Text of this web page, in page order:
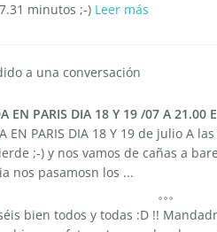
minutos ;-) Leer más
a una conversación
EN PARIS DIA 18 Y 19 /07 A
EN PARIS DIA 18 Y 19 de julio A
;-) y nos vamos de cañas a
nos pasamosn los ...
bien todos y todas :D !!